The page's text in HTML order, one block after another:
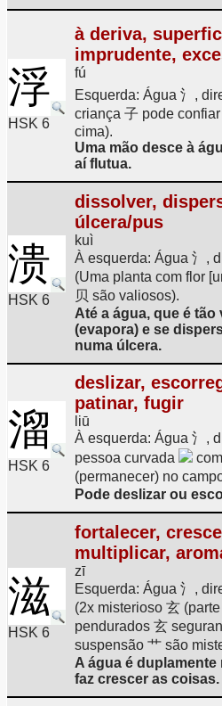
浮
HSK 6
à deriva,
imprudente,
fú
Esquerda: Água 氵,
criança 子 pode
cima).
Uma mão desce à
aí flutua.
溃
HSK 6
dissolver,
úlcera/pus
kuì
À esquerda: Água 氵,
(Uma planta com flor
贝 são valiosos).
Até a água, que é
(evapora) e se
numa úlcera.
溜
HSK 6
deslizar,
patinar, fugir
liū
À esquerda: Água 氵,
pessoa curvada
(permanecer) no
Pode deslizar ou
滋
HSK 6
fortalecer,
multiplicar,
zī
Esquerda: Água 氵,
(2x misterioso 玄
pendurados 玄
suspensão 艹 são
A água é
faz crescer as coisas.